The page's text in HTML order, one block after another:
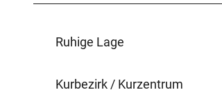
Ruhige Lage
Kurbezirk / Kurzentrum